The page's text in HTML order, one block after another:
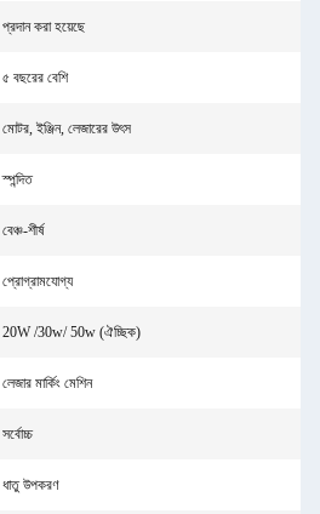
প্রদান করা হয়েছে
৫ বছরের বেশি
মোটর, ইঞ্জিন, লেজারের উৎস
স্পন্দিত
বেঞ্চ-শীর্ষ
প্রোগ্রামযোগ্য
20W /30w/ 50w (ঐচ্ছিক)
লেজার মার্কিং মেশিন
সর্বোচ্চ
ধাতু উপকরণ